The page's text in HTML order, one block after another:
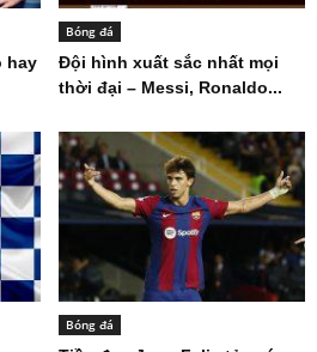
hay
Bóng đá
Đội hình xuất sắc nhất mọi
thời đại – Messi, Ronaldo...
Bóng đá